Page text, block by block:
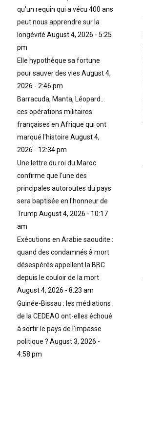
Le lieu sûr pour s’initier : la
véritable initiation n’a rien à
voir avec les cérémoniaux, les
rituels ou les incantations en
tout genre passant par le
versement de toute somme
d’argent selon les exigences de
plusieurs Ordres dits ou
Confréries fraternelles; pour
recevoir la véritable initiation,
il faut aller à la source de la
sagesse
qu'un requin qui a vécu 400 ans
peut nous apprendre sur la
longévité August 4, 2026 - 5:25
pm
Elle hypothèque sa fortune
pour sauver des vies August 4,
2026 - 2:46 pm
Barracuda, Manta, Léopard…
ces opérations militaires
françaises en Afrique qui ont
marqué l'histoire August 4,
2026 - 12:34 pm
Une lettre du roi du Maroc
confirme que l'une des
principales autoroutes du pays
sera baptisée en l'honneur de
Trump August 4, 2026 - 10:17
am
Exécutions en Arabie saoudite :
quand des condamnés à mort
désespérés appellent la BBC
depuis le couloir de la mort
August 4, 2026 - 8:23 am
Guinée-Bissau : les médiations
de la CEDEAO ont-elles échoué
à sortir le pays de l'impasse
politique ? August 3, 2026 -
4:58 pm